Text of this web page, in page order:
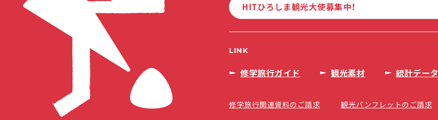
HITひろしま観光大使募集中！
LINK
修学旅行ガイド 観光素材 統計データ
修学旅行関連資料のご請求 観光パンフレットのご請求